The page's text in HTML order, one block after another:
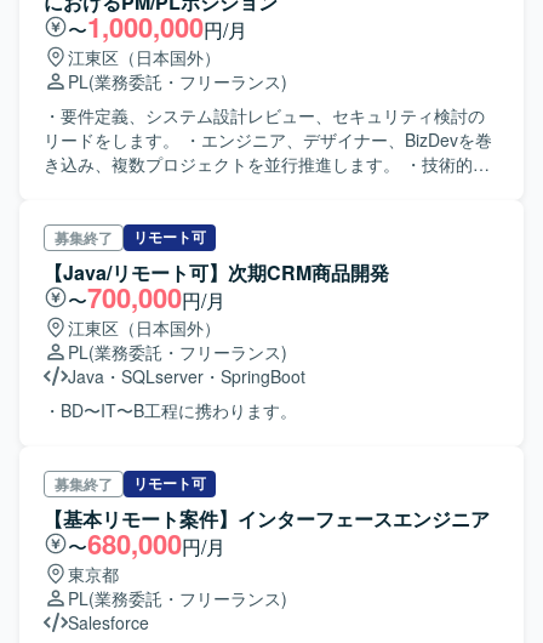
〜1,000,000円/月
江東区（日本国外）
PL(業務委託・フリーランス)
・要件定義、システム設計レビュー、セキュリティ検討の
リードをします。 ・エンジニア、デザイナー、BizDevを巻
き込み、複数プロジェクトを並行推進します。 ・技術的観
ホルダーとの折衝・合意形成、リスクマネジメントや品質
基準の確立などを行います。
募集終了 リモート可
【Java/リモート可】次期CRM商品開発
〜700,000円/月
江東区（日本国外）
PL(業務委託・フリーランス)
Java ・ SQLserver ・ SpringBoot
・BD〜IT〜B工程に携わります。
募集終了 リモート可
【基本リモート案件】インターフェースエンジニア
〜680,000円/月
東京都
PL(業務委託・フリーランス)
Salesforce